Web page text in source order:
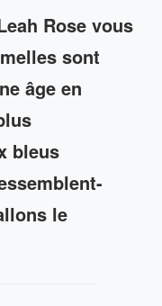
Rose vous
sont
âge en
bleus
le